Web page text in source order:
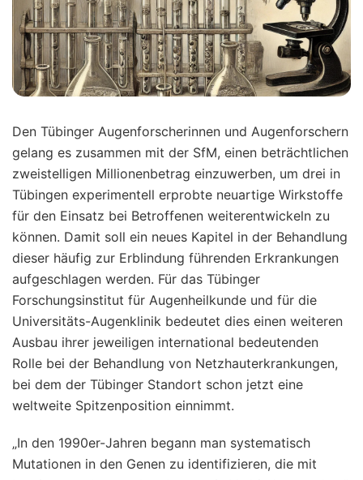
Den Tübinger Augenforscherinnen und Augenforschern
gelang es zusammen mit der SfM, einen beträchtlichen
zweistelligen Millionenbetrag einzuwerben, um drei in
Tübingen experimentell erprobte neuartige Wirkstoffe
für den Einsatz bei Betroffenen weiterentwickeln zu
können. Damit soll ein neues Kapitel in der Behandlung
dieser häufig zur Erblindung führenden Erkrankungen
aufgeschlagen werden. Für das Tübinger
Forschungsinstitut für Augenheilkunde und für die
Universitäts-Augenklinik bedeutet dies einen weiteren
Ausbau ihrer jeweiligen international bedeutenden
Rolle bei der Behandlung von Netzhauterkrankungen,
bei dem der Tübinger Standort schon jetzt eine
weltweite Spitzenposition einnimmt.
„In den 1990er-Jahren begann man systematisch
Mutationen in den Genen zu identifizieren, die mit